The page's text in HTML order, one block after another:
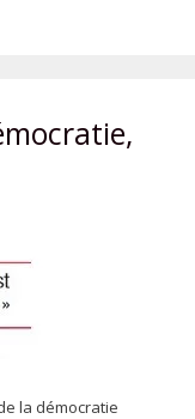
la démocratie